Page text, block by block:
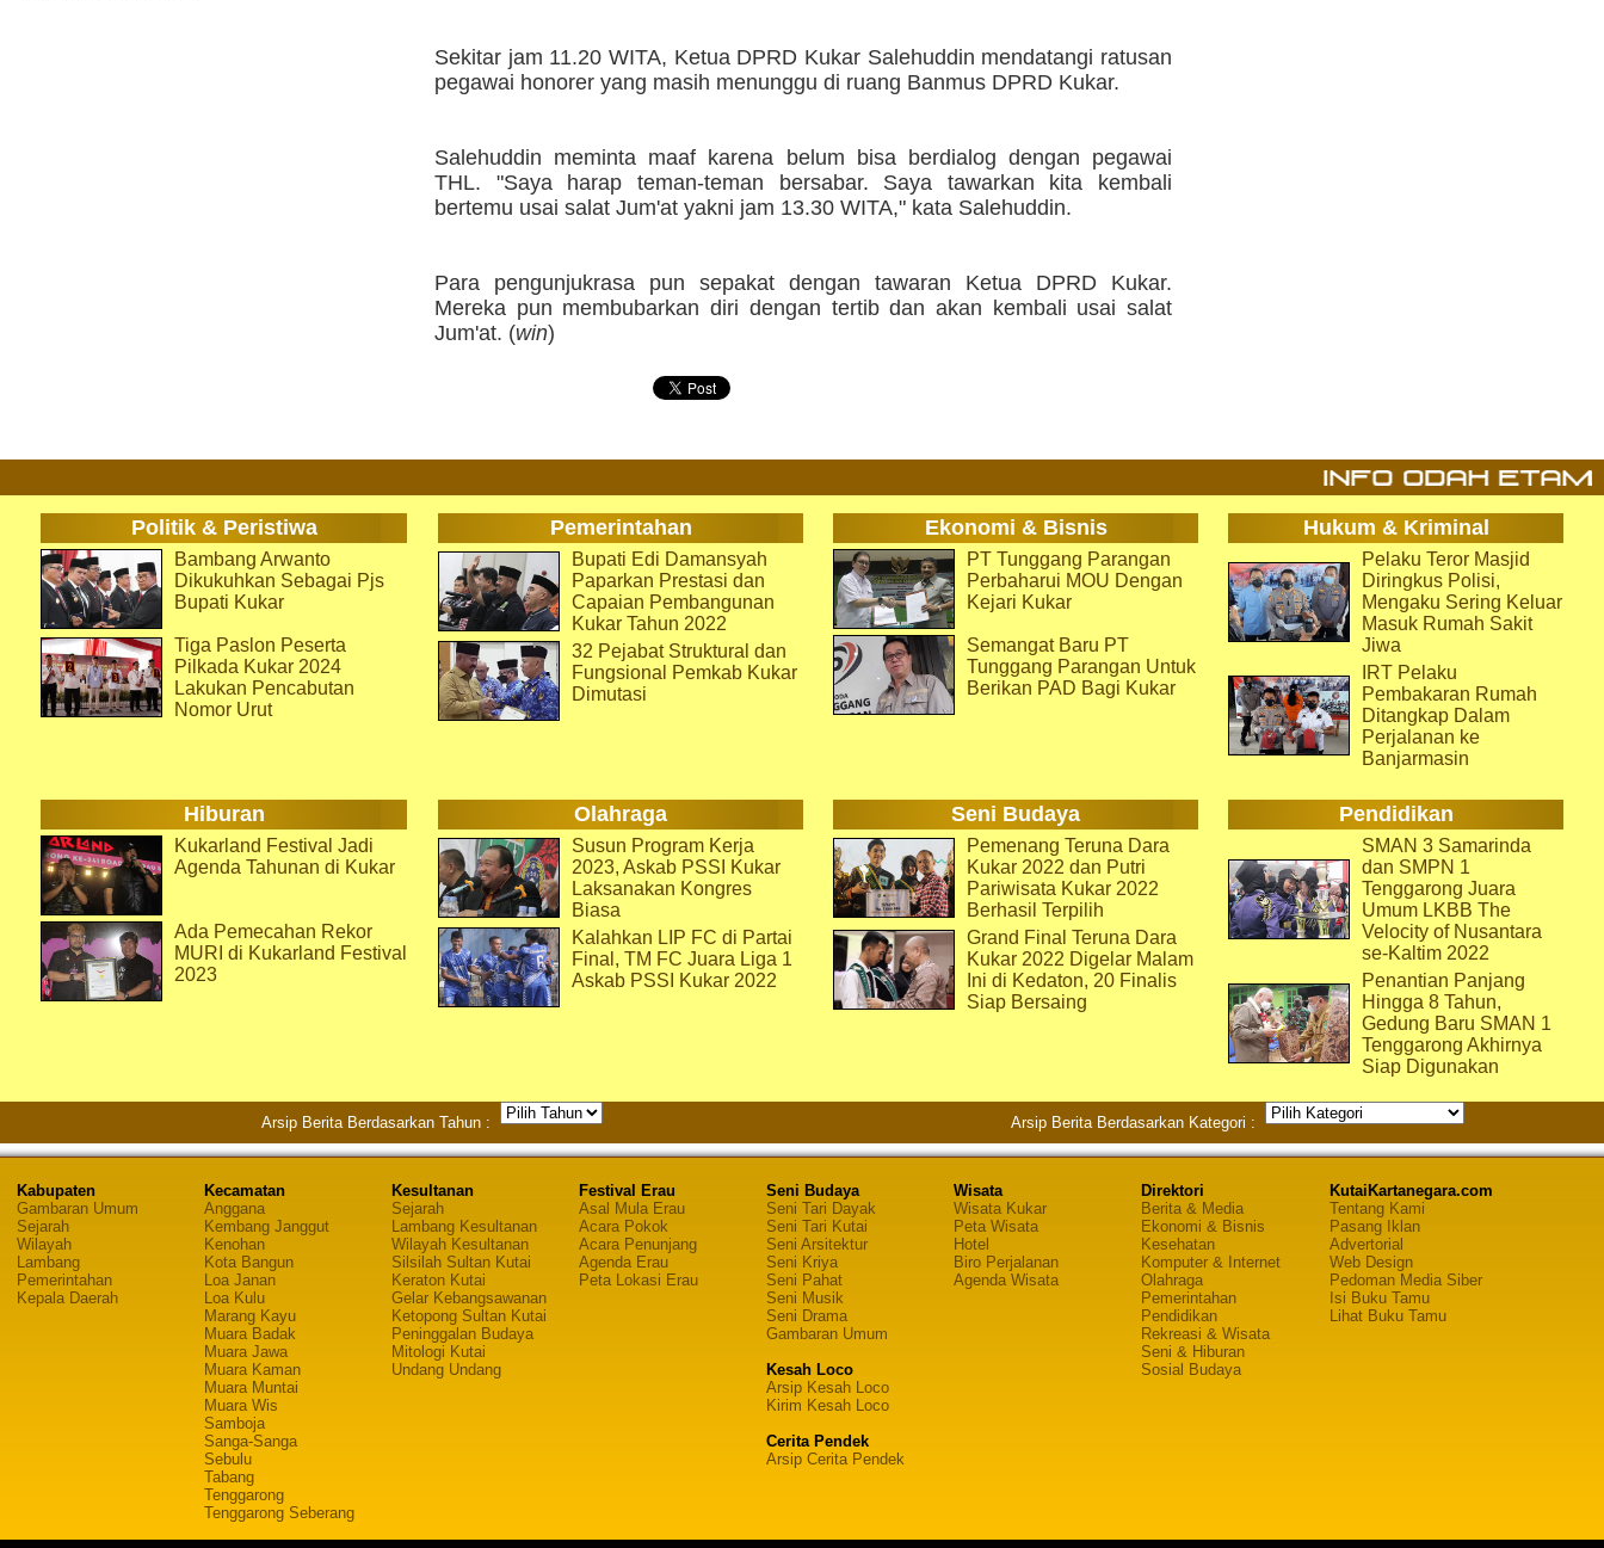
Sekitar jam 11.20 WITA, Ketua DPRD Kukar Salehuddin mendatangi ratusan
pegawai honorer yang masih menunggu di ruang Banmus DPRD Kukar.
Salehuddin meminta maaf karena belum bisa berdialog dengan pegawai
THL. "Saya harap teman-teman bersabar. Saya tawarkan kita kembali
bertemu usai salat Jum'at yakni jam 13.30 WITA," kata Salehuddin.
Para pengunjukrasa pun sepakat dengan tawaran Ketua DPRD Kukar.
Mereka pun membubarkan diri dengan tertib dan akan kembali usai salat
Jum'at. (win)
Politik & Peristiwa Pemerintahan Ekonomi & Bisnis Hukum & Kriminal
Bambang Arwanto
Dikukuhkan Sebagai Pjs
Bupati Kukar
Tiga Paslon Peserta
Pilkada Kukar 2024
Lakukan Pencabutan
Nomor Urut
Bupati Edi Damansyah
Paparkan Prestasi dan
Capaian Pembangunan
Kukar Tahun 2022
32 Pejabat Struktural dan
Fungsional Pemkab Kukar
Dimutasi
PT Tunggang Parangan
Perbaharui MOU Dengan
Kejari Kukar
Semangat Baru PT
Tunggang Parangan Untuk
Berikan PAD Bagi Kukar
Pelaku Teror Masjid
Diringkus Polisi,
Mengaku Sering Keluar
Masuk Rumah Sakit
Jiwa
IRT Pelaku
Pembakaran Rumah
Ditangkap Dalam
Perjalanan ke
Banjarmasin
Hiburan Olahraga Seni Budaya Pendidikan
Kukarland Festival Jadi
Agenda Tahunan di Kukar
Ada Pemecahan Rekor
MURI di Kukarland Festival
2023
Susun Program Kerja
2023, Askab PSSI Kukar
Laksanakan Kongres
Biasa
Kalahkan LIP FC di Partai
Final, TM FC Juara Liga 1
Askab PSSI Kukar 2022
Pemenang Teruna Dara
Kukar 2022 dan Putri
Pariwisata Kukar 2022
Berhasil Terpilih
Grand Final Teruna Dara
Kukar 2022 Digelar Malam
Ini di Kedaton, 20 Finalis
Siap Bersaing
SMAN 3 Samarinda
dan SMPN 1
Tenggarong Juara
Umum LKBB The
Velocity of Nusantara
se-Kaltim 2022
Penantian Panjang
Hingga 8 Tahun,
Gedung Baru SMAN 1
Tenggarong Akhirnya
Siap Digunakan
Arsip Berita Berdasarkan Tahun : Arsip Berita Berdasarkan Kategori :
Kabupaten
Gambaran Umum
Sejarah
Wilayah
Lambang
Pemerintahan
Kepala Daerah
Kecamatan
Anggana
Kembang Janggut
Kenohan
Kota Bangun
Loa Janan
Loa Kulu
Marang Kayu
Muara Badak
Muara Jawa
Muara Kaman
Muara Muntai
Muara Wis
Samboja
Sanga-Sanga
Sebulu
Tabang
Tenggarong
Tenggarong Seberang
Kesultanan
Sejarah
Lambang Kesultanan
Wilayah Kesultanan
Silsilah Sultan Kutai
Keraton Kutai
Gelar Kebangsawanan
Ketopong Sultan Kutai
Peninggalan Budaya
Mitologi Kutai
Undang Undang
Festival Erau
Asal Mula Erau
Acara Pokok
Acara Penunjang
Agenda Erau
Peta Lokasi Erau
Seni Budaya
Seni Tari Dayak
Seni Tari Kutai
Seni Arsitektur
Seni Kriya
Seni Pahat
Seni Musik
Seni Drama
Gambaran Umum
Kesah Loco
Arsip Kesah Loco
Kirim Kesah Loco
Cerita Pendek
Arsip Cerita Pendek
Wisata
Wisata Kukar
Peta Wisata
Hotel
Biro Perjalanan
Agenda Wisata
Direktori
Berita & Media
Ekonomi & Bisnis
Kesehatan
Komputer & Internet
Olahraga
Pemerintahan
Pendidikan
Rekreasi & Wisata
Seni & Hiburan
Sosial Budaya
KutaiKartanegara.com
Tentang Kami
Pasang Iklan
Advertorial
Web Design
Pedoman Media Siber
Isi Buku Tamu
Lihat Buku Tamu